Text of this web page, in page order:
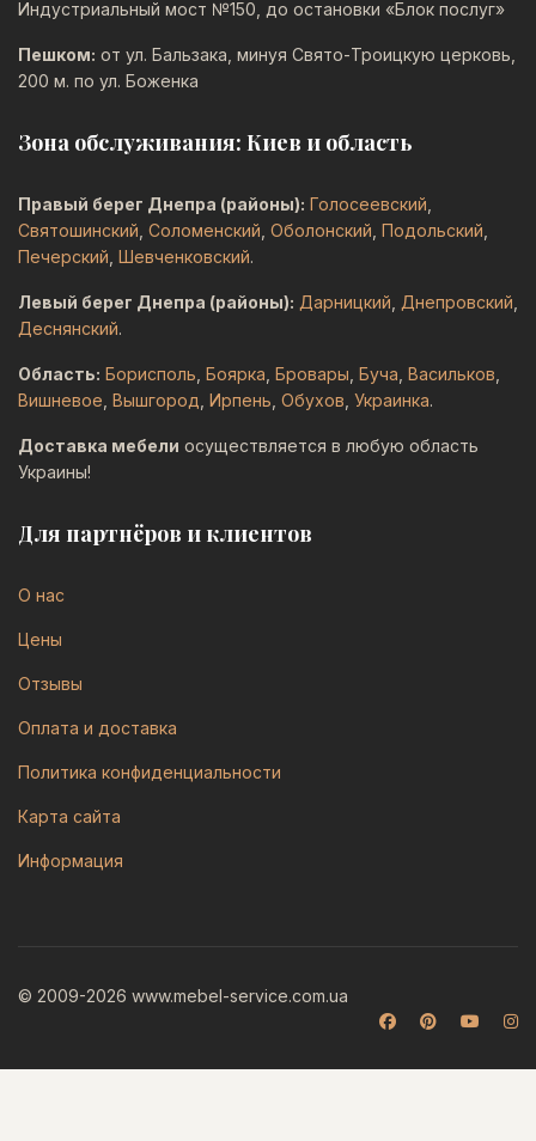
Индустриальный мост №150, до остановки «Блок послуг»
Пешком: от ул. Бальзака, минуя Свято-Троицкую церковь,
200 м. по ул. Боженка
Зона обслуживания: Киев и область
Правый берег Днепра (районы): Голосеевский
Святошинский Соломенский Оболонский Подольский
Печерский Шевченковский.
Левый берег Днепра (районы): Дарницкий Днепровский
Деснянский.
Область: Борисполь Боярка Бровары Буча Васильков
Вишневое Вышгород Ирпень Обухов Украинка.
Доставка мебели осуществляется в любую область
Украины!
Для партнёров и клиентов
О нас
Цены
Отзывы
Оплата и доставка
Политика конфиденциальности
Карта сайта
Информация
© 2009-2026 www.mebel-service.com.ua